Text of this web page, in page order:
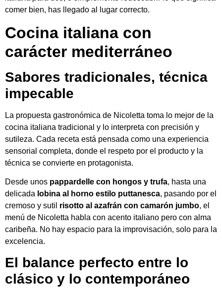
comer bien, has llegado al lugar correcto.
Cocina italiana con
carácter mediterráneo
Sabores tradicionales, técnica
impecable
La propuesta gastronómica de Nicoletta toma lo mejor de la
cocina italiana tradicional y lo interpreta con precisión y
sutileza. Cada receta está pensada como una experiencia
sensorial completa, donde el respeto por el producto y la
técnica se convierte en protagonista.
Desde unos pappardelle con hongos y trufa, hasta una
delicada lobina al horno estilo puttanesca, pasando por el
cremoso y sutil risotto al azafrán con camarón jumbo, el
menú de Nicoletta habla con acento italiano pero con alma
caribeña. No hay espacio para la improvisación, solo para la
excelencia.
El balance perfecto entre lo
clásico y lo contemporáneo